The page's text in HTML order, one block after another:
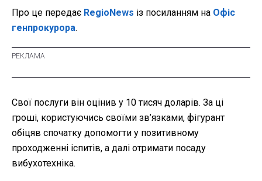
Про це передає RegioNews із посиланням на Офіс
генпрокурора.
Свої послуги він оцінив у 10 тисяч доларів. За ці
гроші, користуючись своїми зв’язками, фігурант
обіцяв спочатку допомогти у позитивному
проходженні іспитів, а далі отримати посаду
вибухотехніка.